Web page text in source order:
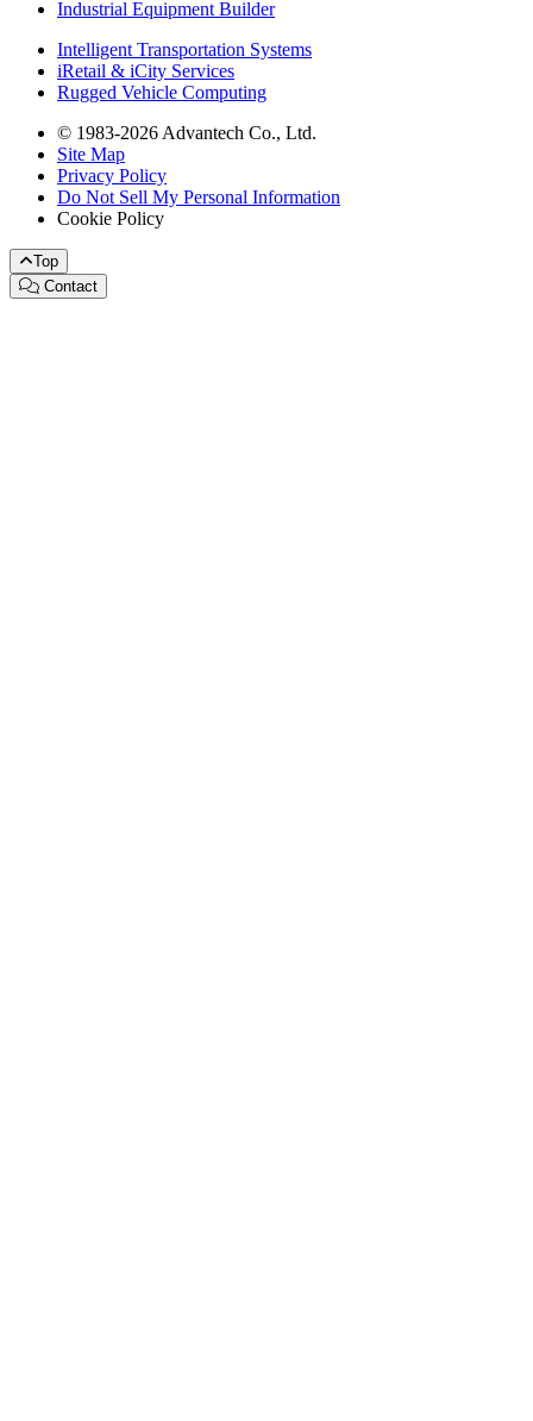
Industrial Equipment Builder
Intelligent Transportation Systems
iRetail & iCity Services
Rugged Vehicle Computing
© 1983-2026 Advantech Co., Ltd.
Site Map
Privacy Policy
Do Not Sell My Personal Information
Cookie Policy
Top
Contact